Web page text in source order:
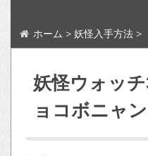
ホーム > 妖怪入手方法 >
妖怪ウォッ
ョコボニャ